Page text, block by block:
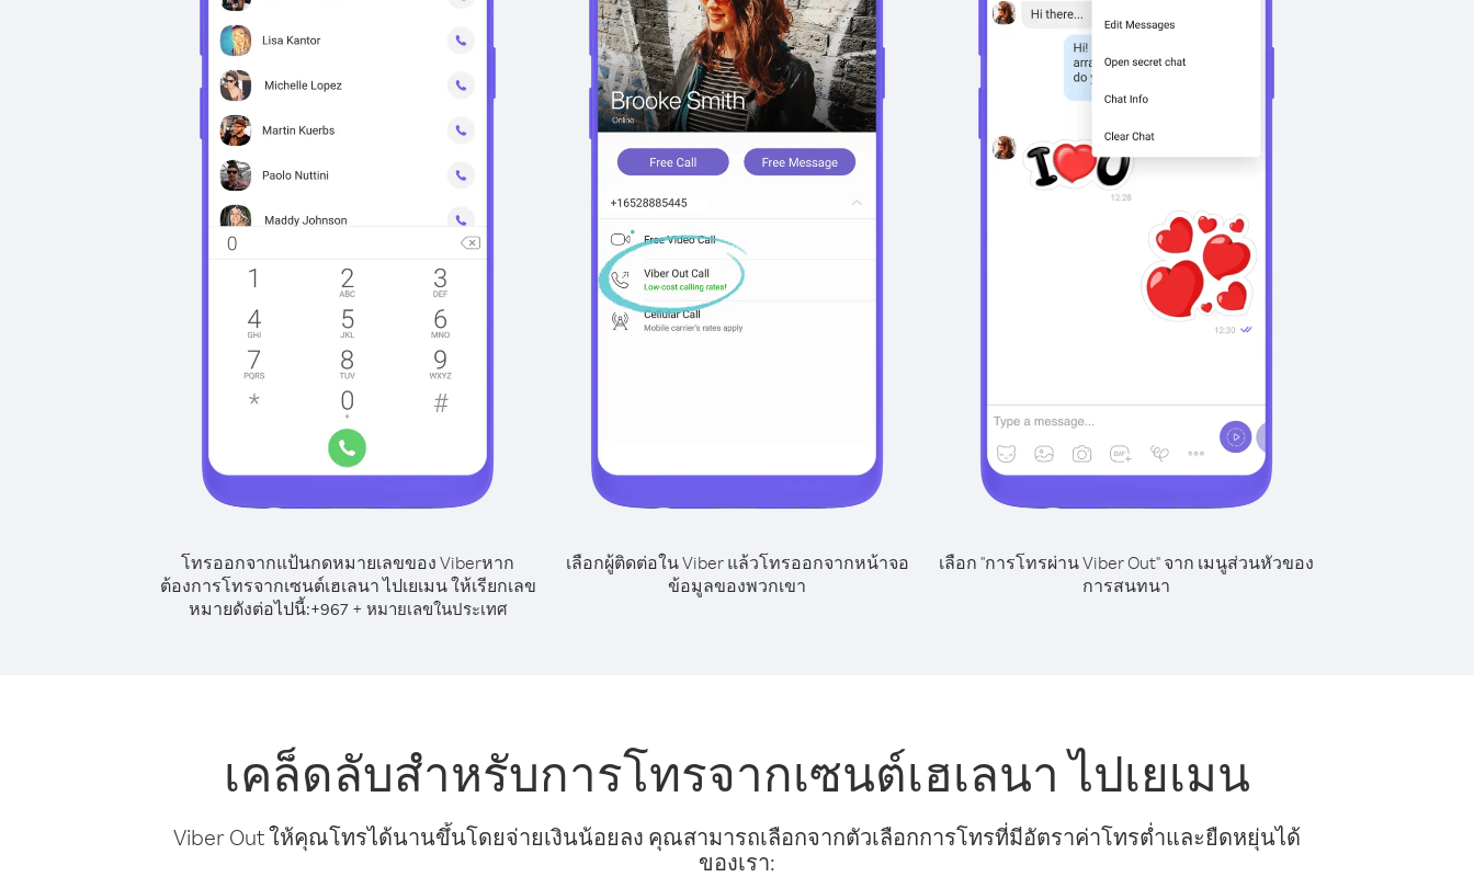
โทรออกจากแป้นกดหมายเลขของ Viberหาก
ต้องการโทรจากเซนต์เฮเลนา ไปเยเมน ให้เรียกเลข
หมายดังต่อไปนี้:+967+ หมายเลขในประเทศ
เลือกผู้ติดต่อใน Viber แล้วโทรออกจากหน้าจอ
ข้อมูลของพวกเขา
เลือก "การโทรผ่าน Viber Out" จาก เมนูส่วนหัวของ
การสนทนา
เคล็ดลับสำหรับการโทรจากเซนต์เฮเลนา ไปเยเมน
Viber Out ให้คุณโทรได้นานขึ้นโดยจ่ายเงินน้อยลง คุณสามารถเลือกจากตัวเลือกการโทรที่มีอัตราค่าโทรต่ำและยืดหยุ่นได้
ของเรา: